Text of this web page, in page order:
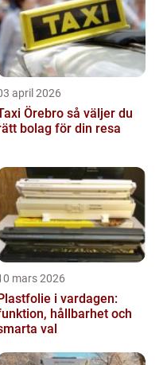
april 2026
Örebro så väljer du
bolag för din resa
mars 2026
i vardagen:
hållbarhet och
val